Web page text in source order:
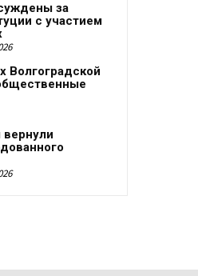
за
с участием
Волгоградской